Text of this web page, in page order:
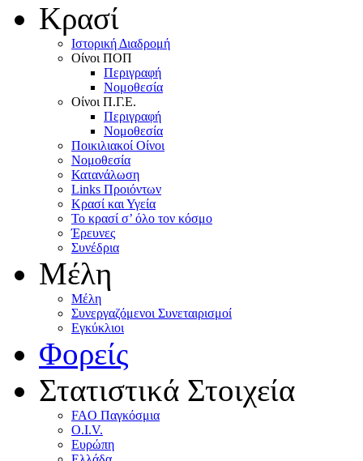
Κρασί
Iστορική Διαδρομή
Oίνοι ΠOΠ
Περιγραφή
Nομοθεσία
Oίνοι Π.Γ.E.
Περιγραφή
Νομοθεσία
Ποικιλιακοί Oίνοι
Nομοθεσία
Κατανάλωση
Links Προιόντων
Κρασί και Υγεία
To κρασί σ’ όλο τον κόσμο
Έρευνες
Συνέδρια
Μέλη
Mέλη
Συνεργαζόμενοι Συνεταιρισμοί
Εγκύκλιοι
Φορείς
Στατιστικά Στοιχεία
FAO Παγκόσμια
O.I.V.
Ευρώπη